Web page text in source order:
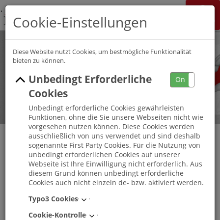
Jobchannel
Job Map
Praktikum in der Pflege (m/w/d) K&S
Seniorenresidenz Sondershausen
Cookie-Einstellungen
Diese Website nutzt Cookies, um bestmögliche Funktionalität
bieten zu können.
Unbedingt Erforderliche
Cookies
On
Unbedingt erforderliche Cookies gewährleisten
Funktionen, ohne die Sie unsere Webseiten nicht wie
vorgesehen nutzen können. Diese Cookies werden
ausschließlich von uns verwendet und sind deshalb
sogenannte First Party Cookies. Für die Nutzung von
unbedingt erforderlichen Cookies auf unserer
Webseite ist Ihre Einwilligung nicht erforderlich. Aus
diesem Grund können unbedingt erforderliche
Cookies auch nicht einzeln de- bzw. aktiviert werden.
Typo3 Cookies
Cookie-Kontrolle